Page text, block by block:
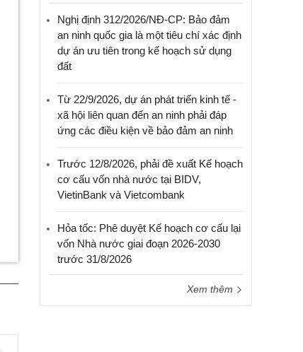
Nghị định 312/2026/NĐ-CP: Bảo đảm
an ninh quốc gia là một tiêu chí xác định
dự án ưu tiên trong kế hoạch sử dụng
đất
Từ 22/9/2026, dự án phát triển kinh tế -
xã hội liên quan đến an ninh phải đáp
ứng các điều kiện về bảo đảm an ninh
Trước 12/8/2026, phải đề xuất Kế hoạch
cơ cấu vốn nhà nước tại BIDV,
VietinBank và Vietcombank
Hỏa tốc: Phê duyệt Kế hoạch cơ cấu lại
vốn Nhà nước giai đoạn 2026-2030
trước 31/8/2026
Xem thêm